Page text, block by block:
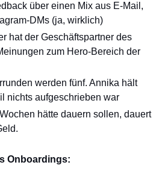
über einen Mix aus E-Mail,
DMs (ja, wirklich)
hat der Geschäftspartner des
zum Hero-Bereich der
werden fünf. Annika hält
nichts aufgeschrieben war
hätte dauern sollen, dauert
Onboardings: